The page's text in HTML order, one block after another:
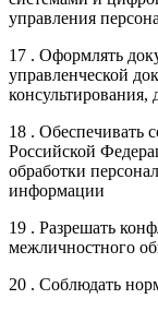
управления
17 . Оформлять
управленческой
консультирования,
18 . Обеспечивать
Российской
обработки
информации
19 . Разрешать
межличностного
20 . Соблюдать